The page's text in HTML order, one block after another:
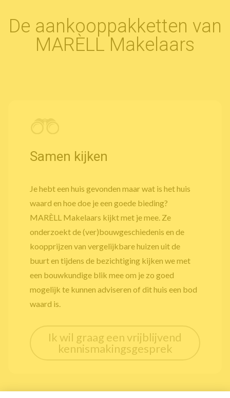
De aankooppakketten van
MARÈLL Makelaars
Samen kijken
Je hebt een huis gevonden maar wat is het huis
waard en hoe doe je een goede bieding?
MARÈLL Makelaars kijkt met je mee. Ze
onderzoekt de (ver)bouwgeschiedenis en de
koopprijzen van vergelijkbare huizen uit de
buurt en tijdens de bezichtiging kijken we met
een bouwkundige blik mee om je zo goed
mogelijk te kunnen adviseren of dit huis een bod
waard is.
Ik wil graag een vrijblijvend
kennismakingsgesprek